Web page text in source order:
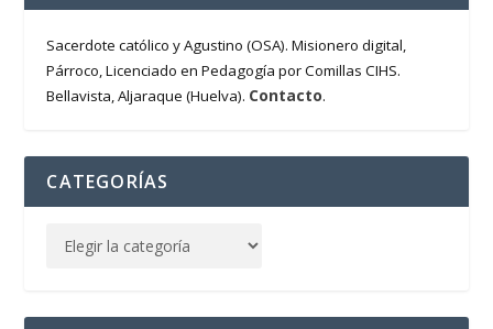
Sacerdote católico y Agustino (OSA). Misionero digital,
Párroco, Licenciado en Pedagogía por Comillas CIHS.
Bellavista, Aljaraque (Huelva). Contacto.
CATEGORÍAS